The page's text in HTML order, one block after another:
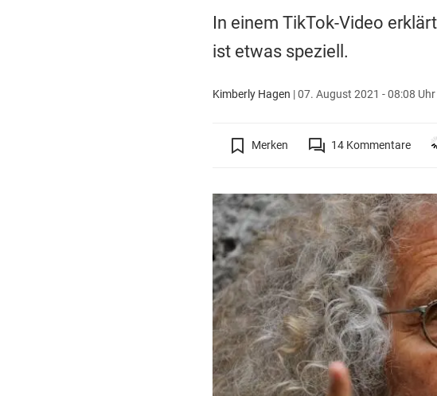
In einem TikTok-Video
ist etwas speziell.
Kimberly Hagen |07. August 2021 - 08:08 Uhr
Merken 14Kommentare